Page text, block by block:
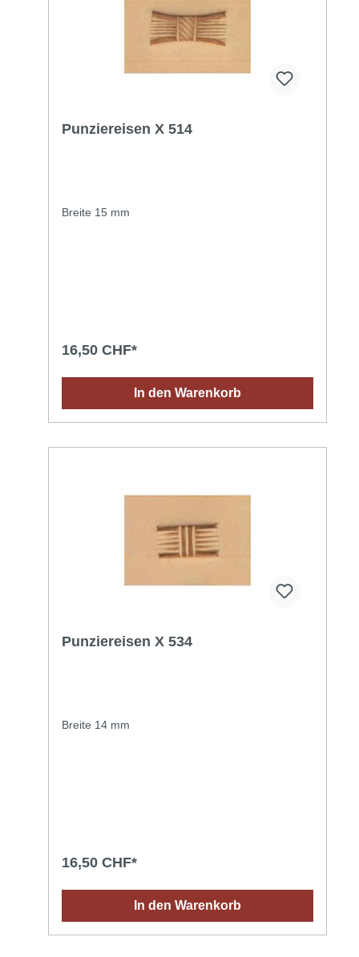
Punziereisen X 514
Breite 15 mm
16,50 CHF*
In den Warenkorb
Punziereisen X 534
Breite 14 mm
16,50 CHF*
In den Warenkorb